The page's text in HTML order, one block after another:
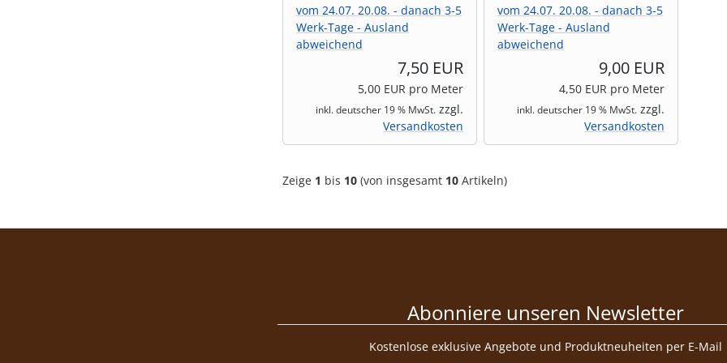
vom 24.07. 20.08. - danach 3-5
Werk-Tage - Ausland
abweichend
7,50 EUR
5,00 EUR pro Meter
inkl. deutscher 19 % MwSt. zzgl.
Versandkosten
vom 24.07. 20.08. - danach 3-5
Werk-Tage - Ausland
abweichend
9,00 EUR
4,50 EUR pro Meter
inkl. deutscher 19 % MwSt. zzgl.
Versandkosten
Zeige 1 bis 10 (von insgesamt 10 Artikeln)
Abonniere unseren Newsletter
Kostenlose exklusive Angebote und Produktneuheiten per E-Mail